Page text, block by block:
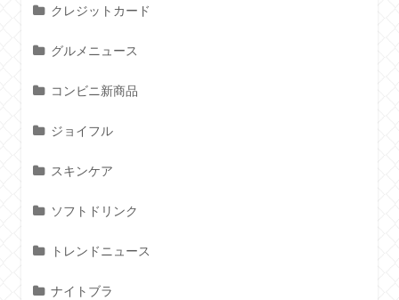
クレジットカード
グルメニュース
コンビニ新商品
ジョイフル
スキンケア
ソフトドリンク
トレンドニュース
ナイトブラ